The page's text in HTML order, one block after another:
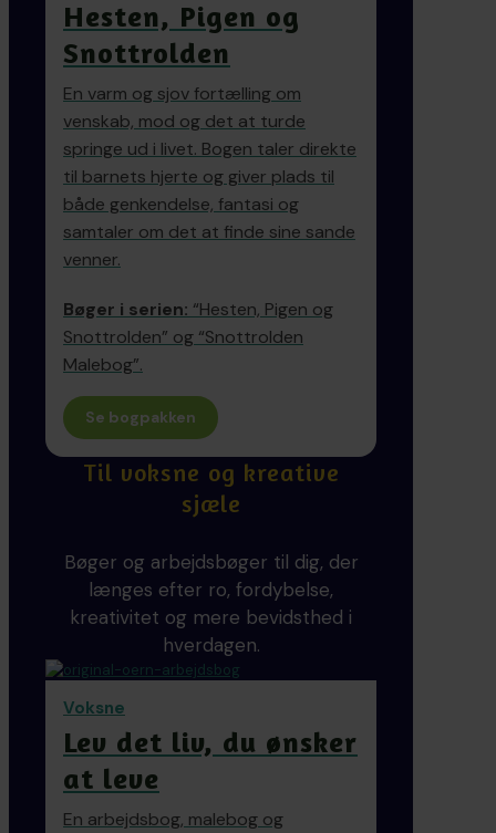
Hesten, Pigen og
Snottrolden
En varm og sjov fortælling om
venskab, mod og det at turde
springe ud i livet. Bogen taler direkte
til barnets hjerte og giver plads til
både genkendelse, fantasi og
samtaler om det at finde sine sande
venner.
Bøger i serien: “Hesten, Pigen og
Snottrolden” og “Snottrolden
Malebog”.
Se bogpakken
Til voksne og kreative
sjæle
Bøger og arbejdsbøger til dig, der
længes efter ro, fordybelse,
kreativitet og mere bevidsthed i
hverdagen.
Voksne
Lev det liv, du ønsker
at leve
En arbejdsbog, malebog og